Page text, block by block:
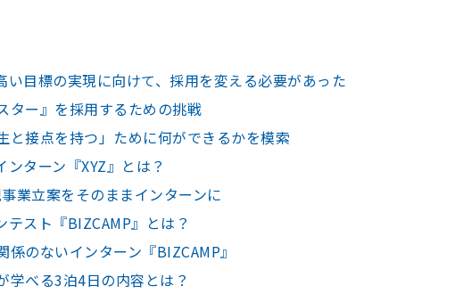
い目標の実現に向けて、採用を変える必要があった
ター』を採用するための挑戦
と接点を持つ」ために何ができるかを模索
ターン『XYZ』とは？
業立案をそのままインターンに
スト『BIZCAMP』とは？
のないインターン『BIZCAMP』
学べる3泊4日の内容とは？